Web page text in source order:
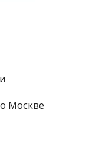
Москве